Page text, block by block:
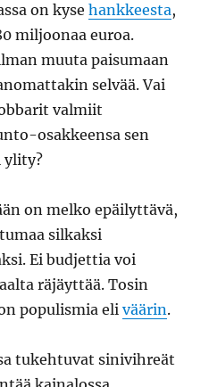
on kysehankkeesta,
miljoonaa euroa.
muuta paisumaan
selvää. Vai
valmiit
osakkeensa sen
ylity?
on melko epäilyttävä,
silkaksi
Ei budjettia voi
räjäyttää. Tosin
populismia eliväärin.
tukehtuvat sinivihreät